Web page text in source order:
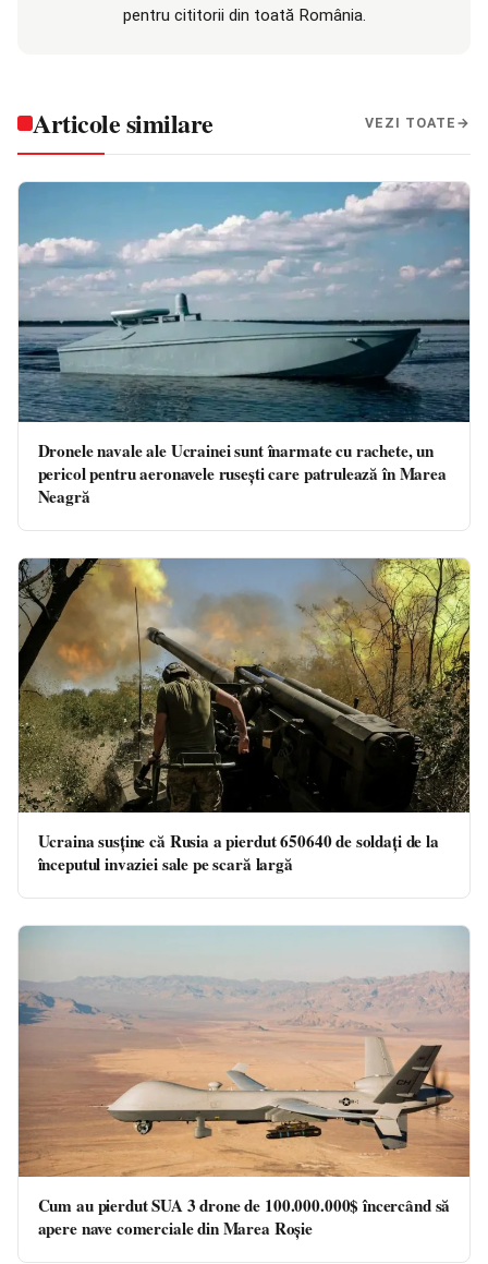
pentru cititorii din toată România.
Articole similare VEZI TOATE
Dronele navale ale Ucrainei sunt înarmate cu rachete, un
pericol pentru aeronavele rusești care patrulează în Marea
Neagră
Ucraina susține că Rusia a pierdut 650640 de soldați de la
începutul invaziei sale pe scară largă
Cum au pierdut SUA 3 drone de 100.000.000$ încercând să
apere nave comerciale din Marea Roșie